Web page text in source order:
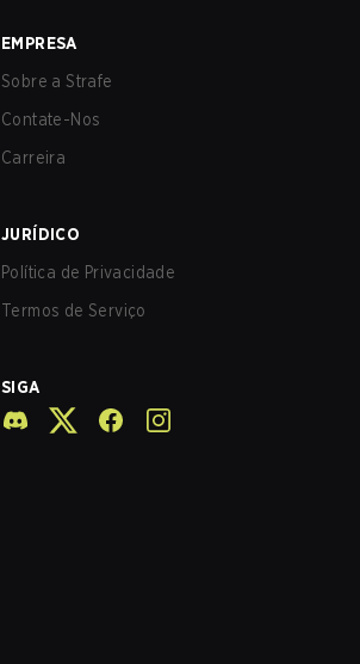
EMPRESA
Sobre a Strafe
Contate-Nos
Carreira
JURÍDICO
Política de Privacidade
Termos de Serviço
SIGA